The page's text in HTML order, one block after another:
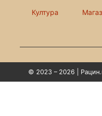
Култура
© 2023 – 2026 |